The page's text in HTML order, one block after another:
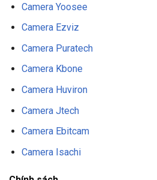
Camera Yoosee
Camera Ezviz
Camera Puratech
Camera Kbone
Camera Huviron
Camera Jtech
Camera Ebitcam
Camera Isachi